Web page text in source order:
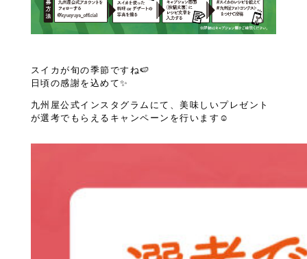
スイカが旬の季節ですね🍉
日頃の感謝を込めて✨
九州屋公式インスタグラムにて、美味しいプレゼント
が選考でもらえるキャンペーンを行います☺